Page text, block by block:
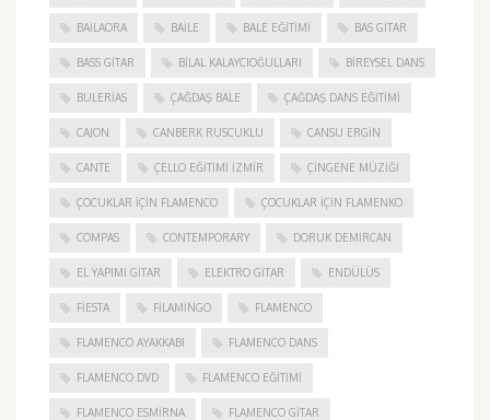
BAILAORA BAILE BALE EĞITIMI BAS GITAR
BASS GITAR BILAL KALAYCIOĞULLARI BIREYSEL DANS
BULERIAS ÇAĞDAŞ BALE ÇAĞDAŞ DANS EĞITIMI
CAJON CANBERK RUSCUKLU CANSU ERGIN
CANTE ÇELLO EĞITIMI İZMIR ÇINGENE MÜZIĞI
ÇOCUKLAR IÇIN FLAMENCO ÇOCUKLAR IÇIN FLAMENKO
COMPAS CONTEMPORARY DORUK DEMIRCAN
EL YAPIMI GITAR ELEKTRO GITAR ENDÜLÜS
FIESTA FILAMINGO FLAMENCO
FLAMENCO AYAKKABI FLAMENCO DANS
FLAMENCO DVD FLAMENCO EĞITIMI
FLAMENCO ESMIRNA FLAMENCO GITAR